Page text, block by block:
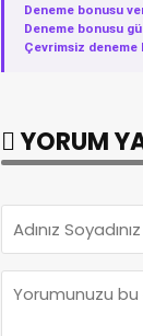
Deneme bonusu
Deneme bonusu
Çevrimsiz deneme
YORUM